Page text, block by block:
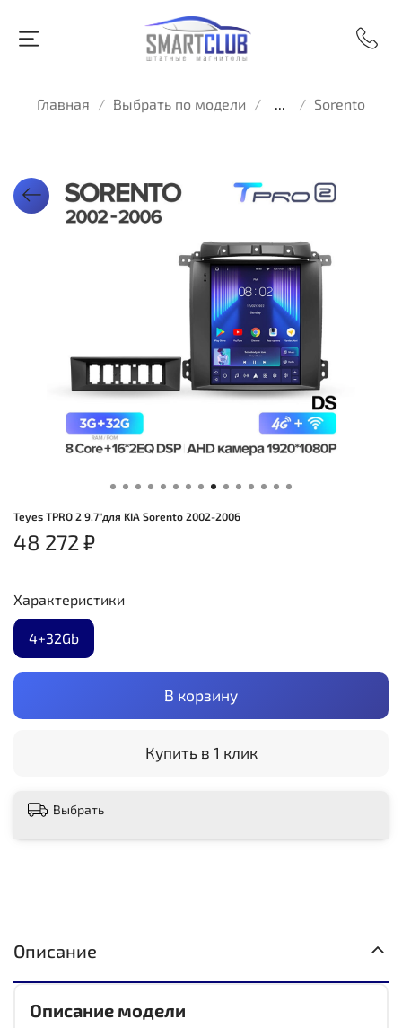
Главная Выбрать по модели ... Sorento
Teyes TPRO 2 9.7"для KIA Sorento 2002-2006
48 272 ₽
В корзину
Купить в 1 клик
Характеристики
4+32Gb
Выбрать
Описание
Описание модели